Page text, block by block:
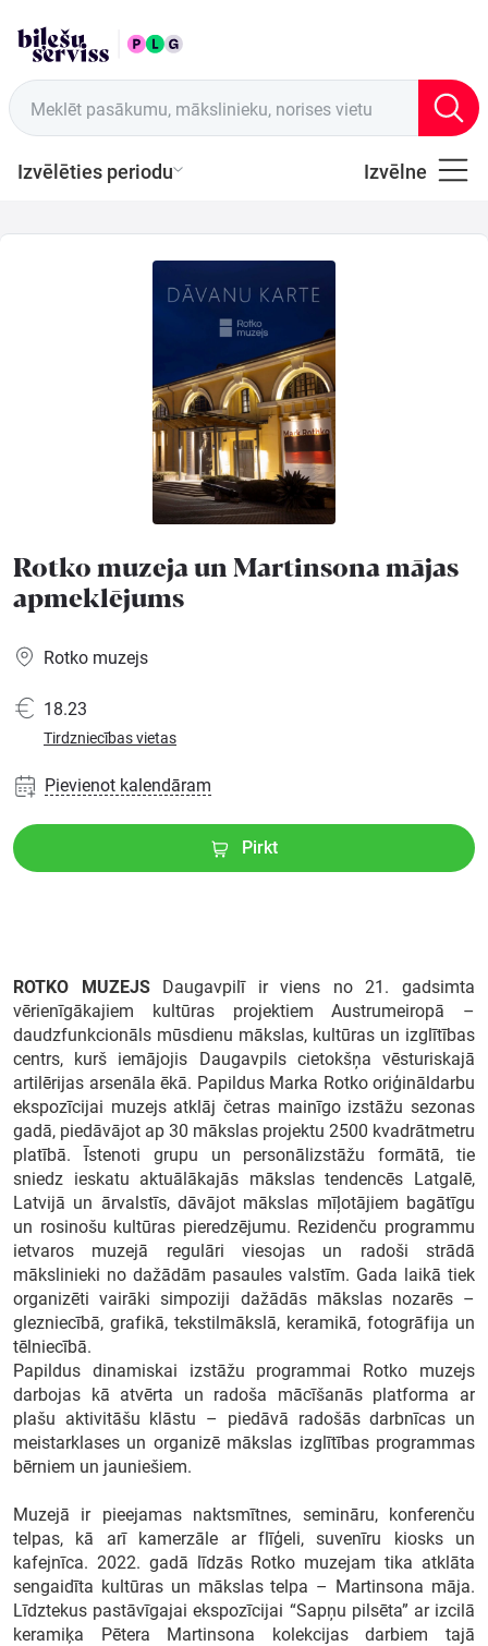
Meklēt pasākumu, mākslinieku, norises vietu
Izvēlēties periodu Izvēlne
LAT Tirdzniecības vietas
Festivāls
Dāvanu
kartes
Meklēt kartē
Izvēlēties
periodu
Rotko muzeja un Martinsona mājas
apmeklējums
Rotko muzejs
18.23
Tirdzniecības vietas
Pievienot kalendāram
Pirkt
ROTKO MUZEJSDaugavpilī ir viens no 21. gadsimta
vērienīgākajiem kultūras projektiem Austrumeiropā –
daudzfunkcionāls mūsdienu mākslas, kultūras un izglītības
centrs, kurš iemājojis Daugavpils cietokšņa vēsturiskajā
artilērijas arsenāla ēkā. Papildus Marka Rotko oriģināldarbu
ekspozīcijai muzejs atklāj četras mainīgo izstāžu sezonas
gadā, piedāvājot ap 30 mākslas projektu 2500 kvadrātmetru
platībā. Īstenoti grupu un personālizstāžu formātā, tie
sniedz ieskatu aktuālākajās mākslas tendencēs Latgalē,
Latvijā un ārvalstīs, dāvājot mākslas mīļotājiem bagātīgu
un rosinošu kultūras pieredzējumu. Rezidenču programmu
ietvaros muzejā regulāri viesojas un radoši strādā
mākslinieki no dažādām pasaules valstīm. Gada laikā tiek
organizēti vairāki simpoziji dažādās mākslas nozarēs –
glezniecībā, grafikā, tekstilmākslā, keramikā, fotogrāfija un
tēlniecībā.
Papildus dinamiskai izstāžu programmai Rotko muzejs
darbojas kā atvērta un radoša mācīšanās platforma ar
plašu aktivitāšu klāstu – piedāvā radošās darbnīcas un
meistarklases un organizē mākslas izglītības programmas
bērniem un jauniešiem.
Muzejā ir pieejamas naktsmītnes, semināru, konferenču
telpas, kā arī kamerzāle ar flīģeli, suvenīru kiosks un
kafejnīca. 2022. gadā līdzās Rotko muzejam tika atklāta
sengaidīta kultūras un mākslas telpa – Martinsona māja.
Līdztekus pastāvīgajai ekspozīcijai “Sapņu pilsēta” ar izcilā
keramiķa Pētera Martinsona kolekcijas darbiem tajā